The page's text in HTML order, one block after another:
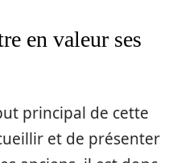
en valeur ses
principal de cette
et de présenter